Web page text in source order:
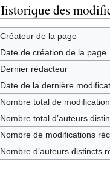
des
Créateur de la page
Date de création de la page
Dernier rédacteur
Date de la dernière
Nombre total de
Nombre total d’auteurs
Nombre de modifications
Nombre d’auteurs distincts